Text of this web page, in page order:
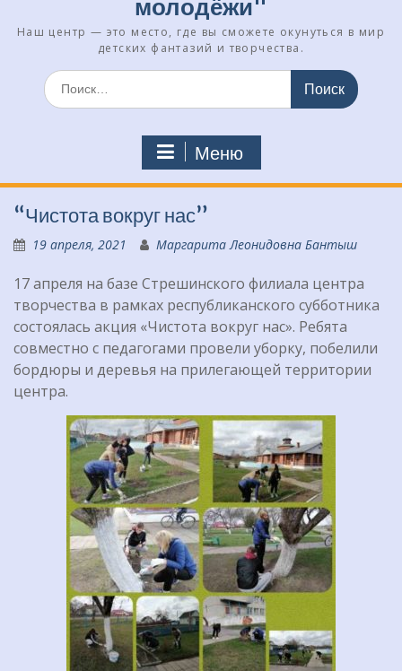
молодёжи"
Наш центр — это место, где вы сможете окунуться в мир
детских фантазий и творчества.
Искать:
Меню
“Чистота вокруг нас”
19 апреля, 2021 Маргарита Леонидовна Бантыш
17 апреля на базе Стрешинского филиала центра
творчества в рамках республиканского субботника
состоялась акция «Чистота вокруг нас». Ребята
совместно с педагогами провели уборку, побелили
бордюры и деревья на прилегающей территории
центра.